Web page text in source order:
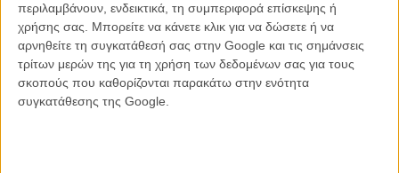
περιλαμβάνουν, ενδεικτικά, τη συμπεριφορά επίσκεψης ή
χρήσης σας. Μπορείτε να κάνετε κλικ για να δώσετε ή να
αρνηθείτε τη συγκατάθεσή σας στην Google και τις σημάνσεις
τρίτων μερών της για τη χρήση των δεδομένων σας για τους
σκοπούς που καθορίζονται παρακάτω στην ενότητα
συγκατάθεσης της Google.
CONNECT
Εγγράψου στο εβδομαδιαίο newsletter μας.